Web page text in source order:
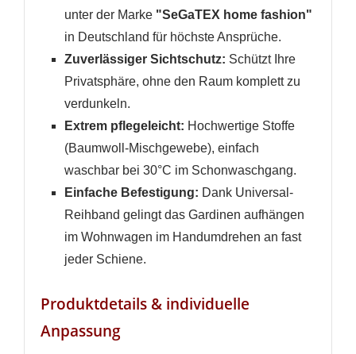
unter der Marke "SeGaTEX home fashion"
in Deutschland für höchste Ansprüche.
Zuverlässiger Sichtschutz: Schützt Ihre
Privatsphäre, ohne den Raum komplett zu
verdunkeln.
Extrem pflegeleicht: Hochwertige Stoffe
(Baumwoll-Mischgewebe), einfach
waschbar bei 30°C im Schonwaschgang.
Einfache Befestigung: Dank Universal-
Reihband gelingt das Gardinen aufhängen
im Wohnwagen im Handumdrehen an fast
jeder Schiene.
Produktdetails & individuelle
Anpassung